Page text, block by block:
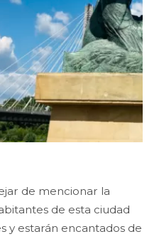
de mencionar la
de esta ciudad
y estarán encantados de